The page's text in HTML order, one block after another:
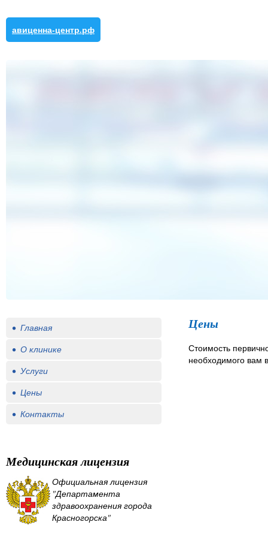
авиценна-центр.рф
• Главная
• О клинике
• Услуги
• Цены
• Контакты
Медицинская лицензия
Официальная лицензия
"Департамента
здравоохранения города
Красногорска"
Цены
Стоимость
необходимого вам